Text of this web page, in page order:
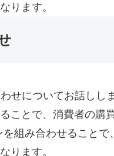
ります。
せについてお話しし
ことで、消費者の購
組み合わせること
ります。